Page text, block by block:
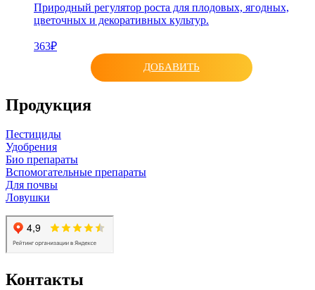
Природный регулятор роста для плодовых, ягодных,
цветочных и декоративных культур.
363₽
ДОБАВИТЬ
Продукция
Пестициды
Удобрения
Био препараты
Вспомогательные препараты
Для почвы
Ловушки
Контакты